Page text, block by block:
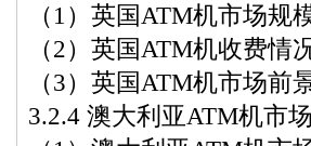
（1）英国ATM机市场规
（2）英国ATM机收费情
（3）英国ATM机市场前
3.2.4 澳大利亚ATM机市